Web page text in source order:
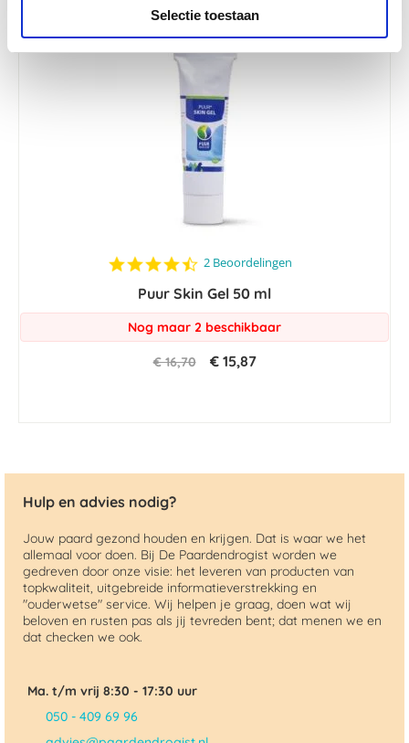
Selectie toestaan
4.5
rating
2 Beoordelingen
Puur Skin Gel 50 ml
Nog maar 2 beschikbaar
€ 16,70 € 15,87
Hulp en advies nodig?
Jouw paard gezond houden en krijgen. Dat is waar we het
allemaal voor doen. Bij De Paardendrogist worden we
gedreven door onze visie: het leveren van producten van
topkwaliteit, uitgebreide informatieverstrekking en
"ouderwetse" service. Wij helpen je graag, doen wat wij
beloven en rusten pas als jij tevreden bent; dat menen we en
dat checken we ook.
Ma. t/m vrij 8:30 - 17:30 uur
050 - 409 69 96